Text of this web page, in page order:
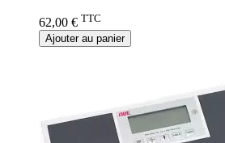
62,00 € TTC
Ajouter au panier